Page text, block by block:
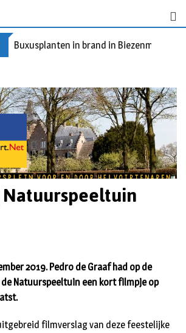
Buxusplanten in brand in Biezenmortel,
2019. Pedro de Graaf had op de
Natuurspeeltuin een kort filmpje op
filmverslag van deze feestelijke